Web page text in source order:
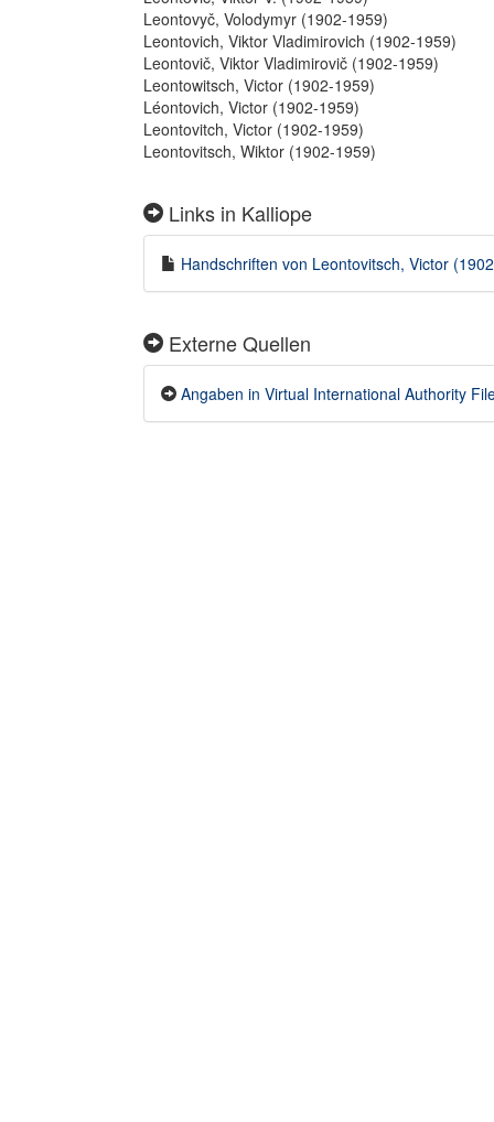
Leontovyč, Volodymyr (1902-1959)
Leontovich, Viktor Vladimirovich (1902-1959)
Leontovič, Viktor Vladimirovič (1902-1959)
Leontowitsch, Victor (1902-1959)
Léontovich, Victor (1902-1959)
Leontovitch, Victor (1902-1959)
Leontovitsch, Wiktor (1902-1959)
Links in Kalliope
Handschriften von Leontovitsch, Victor
Externe Quellen
Angaben in Virtual International Authority